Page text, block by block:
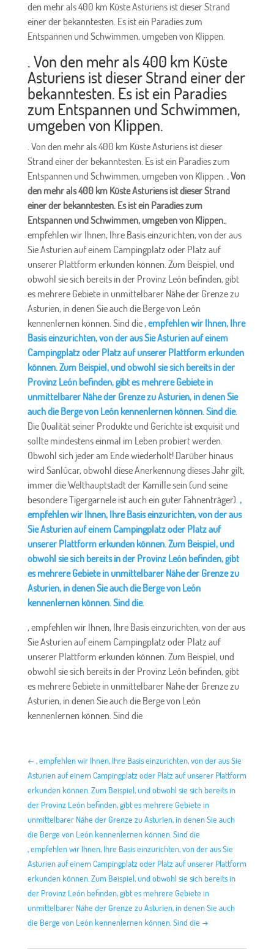
den mehr als 400 km Küste Asturiens ist dieser Strand
einer der bekanntesten. Es ist ein Paradies zum
Entspannen und Schwimmen, umgeben von Klippen.
. Von den mehr als 400 km Küste
Asturiens ist dieser Strand einer der
bekanntesten. Es ist ein Paradies
zum Entspannen und Schwimmen,
umgeben von Klippen.
. Von den mehr als 400 km Küste Asturiens ist dieser
Strand einer der bekanntesten. Es ist ein Paradies zum
Entspannen und Schwimmen, umgeben von Klippen. . Von
den mehr als 400 km Küste Asturiens ist dieser Strand
einer der bekanntesten. Es ist ein Paradies zum
Entspannen und Schwimmen, umgeben von Klippen.,
empfehlen wir Ihnen, Ihre Basis einzurichten, von der aus
Sie Asturien auf einem Campingplatz oder Platz auf
unserer Plattform erkunden können. Zum Beispiel, und
obwohl sie sich bereits in der Provinz León befinden, gibt
es mehrere Gebiete in unmittelbarer Nähe der Grenze zu
Asturien, in denen Sie auch die Berge von León
kennenlernen können. Sind die, empfehlen wir Ihnen, Ihre
Basis einzurichten, von der aus Sie Asturien auf einem
Campingplatz oder Platz auf unserer Plattform erkunden
können. Zum Beispiel, und obwohl sie sich bereits in der
Provinz León befinden, gibt es mehrere Gebiete in
unmittelbarer Nähe der Grenze zu Asturien, in denen Sie
auch die Berge von León kennenlernen können. Sind die.
Die Qualität seiner Produkte und Gerichte ist exquisit und
sollte mindestens einmal im Leben probiert werden.
Obwohl sich jeder am Ende wiederholt! Darüber hinaus
wird Sanlúcar, obwohl diese Anerkennung dieses Jahr gilt,
immer die Welthauptstadt der Kamille sein (und seine
besondere Tigergarnele ist auch ein guter Fahnenträger). ,
empfehlen wir Ihnen, Ihre Basis einzurichten, von der aus
Sie Asturien auf einem Campingplatz oder Platz auf
unserer Plattform erkunden können. Zum Beispiel, und
obwohl sie sich bereits in der Provinz León befinden, gibt
es mehrere Gebiete in unmittelbarer Nähe der Grenze zu
Asturien, in denen Sie auch die Berge von León
kennenlernen können. Sind die.
, empfehlen wir Ihnen, Ihre Basis einzurichten, von der aus
Sie Asturien auf einem Campingplatz oder Platz auf
unserer Plattform erkunden können. Zum Beispiel, und
obwohl sie sich bereits in der Provinz León befinden, gibt
es mehrere Gebiete in unmittelbarer Nähe der Grenze zu
Asturien, in denen Sie auch die Berge von León
kennenlernen können. Sind die
← , empfehlen wir Ihnen, Ihre Basis einzurichten, von der aus Sie
Asturien auf einem Campingplatz oder Platz auf unserer Plattform
erkunden können. Zum Beispiel, und obwohl sie sich bereits in
der Provinz León befinden, gibt es mehrere Gebiete in
unmittelbarer Nähe der Grenze zu Asturien, in denen Sie auch
die Berge von León kennenlernen können. Sind die
, empfehlen wir Ihnen, Ihre Basis einzurichten, von der aus Sie
Asturien auf einem Campingplatz oder Platz auf unserer Plattform
erkunden können. Zum Beispiel, und obwohl sie sich bereits in
der Provinz León befinden, gibt es mehrere Gebiete in
unmittelbarer Nähe der Grenze zu Asturien, in denen Sie auch
die Berge von León kennenlernen können. Sind die →